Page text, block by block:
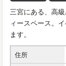
三宮にある、高
ィースペース。
ます。
住所